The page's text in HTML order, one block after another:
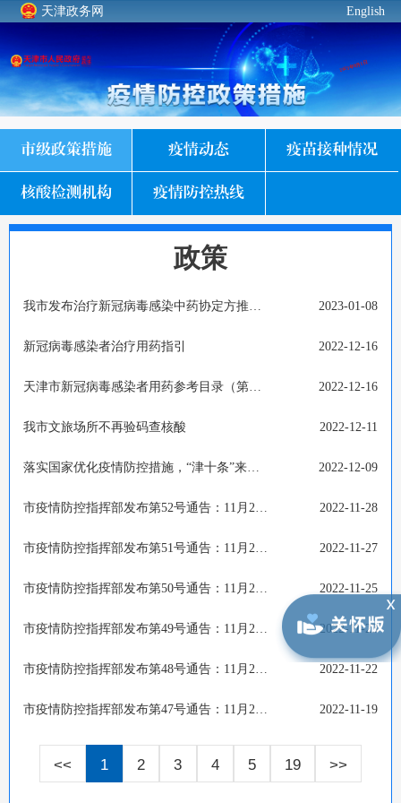
天津政务网 English
2023年8月1日
市级政策措施 疫情动态 疫苗接种情况
核酸检测机构 疫情防控热线
政策
2023-01-08
新冠病毒感染者治疗用药指引 2022-12-16
2022-12-16
我市文旅场所不再验码查核酸 2022-12-11
2022-12-09
2022-11-28
2022-11-27
2022-11-25
2022-11-23
2022-11-22
2022-11-19
<< 1 2 3 4 5 19 >>